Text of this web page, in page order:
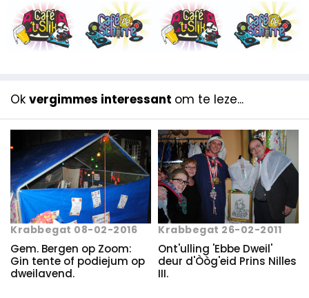
Ok vergimmes interessant om te leze...
Krabbegat 08-02-2016
Gem. Bergen op Zoom:
Gin tente of podiejum op
dweilavend.
Krabbegat 26-02-2011
Ont'ulling 'Ebbe Dweil'
deur d'Òòg'eid Prins Nilles
III.